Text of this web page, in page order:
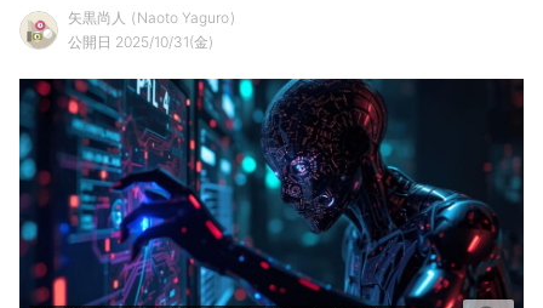
矢黒尚人
Naoto Yaguro
公開日 2025/10/31(金)